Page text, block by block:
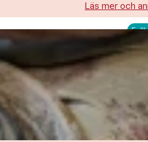
Läs mer och